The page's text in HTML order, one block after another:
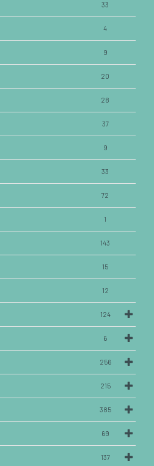
33
4
9
20
28
37
9
33
72
1
143
15
12
124
6
256
215
385
69
137